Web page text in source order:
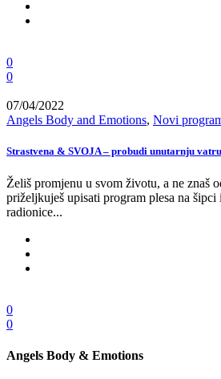
0
0
07/04/2022
Angels Body and Emotions, Novi
Strastvena & SVOJA – probudi unutarnju
Želiš promjenu u svom životu, a ne znaš
priželjkuješ upisati program plesa na
radionice...
0
0
Angels Body & Emotions